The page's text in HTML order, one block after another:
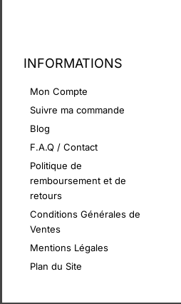
INFORMATIONS
Mon Compte
Suivre ma commande
Blog
F.A.Q / Contact
Politique de
remboursement et de
retours
Conditions Générales de
Ventes
Mentions Légales
Plan du Site